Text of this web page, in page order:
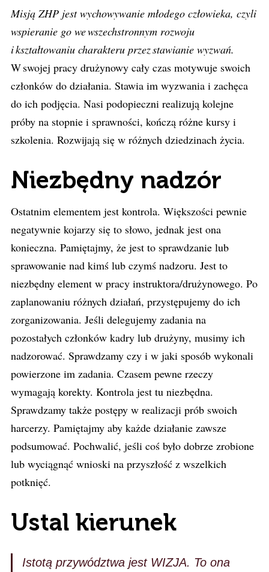
Misją ZHP jest wychowywanie młodego człowieka, czyli
wspieranie go we wszechstronnym rozwoju
i kształtowaniu charakteru przez stawianie wyzwań.
W swojej pracy drużynowy cały czas motywuje swoich
członków do działania. Stawia im wyzwania i zachęca
do ich podjęcia. Nasi podopieczni realizują kolejne
próby na stopnie i sprawności, kończą różne kursy i
szkolenia. Rozwijają się w różnych dziedzinach życia.
Niezbędny nadzór
Ostatnim elementem jest kontrola. Większości pewnie
negatywnie kojarzy się to słowo, jednak jest ona
konieczna. Pamiętajmy, że jest to sprawdzanie lub
sprawowanie nad kimś lub czymś nadzoru. Jest to
niezbędny element w pracy instruktora/drużynowego. Po
zaplanowaniu różnych działań, przystępujemy do ich
zorganizowania. Jeśli delegujemy zadania na
pozostałych członków kadry lub drużyny, musimy ich
nadzorować. Sprawdzamy czy i w jaki sposób wykonali
powierzone im zadania. Czasem pewne rzeczy
wymagają korekty. Kontrola jest tu niezbędna.
Sprawdzamy także postępy w realizacji prób swoich
harcerzy. Pamiętajmy aby każde działanie zawsze
podsumować. Pochwalić, jeśli coś było dobrze zrobione
lub wyciągnąć wnioski na przyszłość z wszelkich
potknięć.
Ustal kierunek
Istotą przywództwa jest WIZJA. To ona